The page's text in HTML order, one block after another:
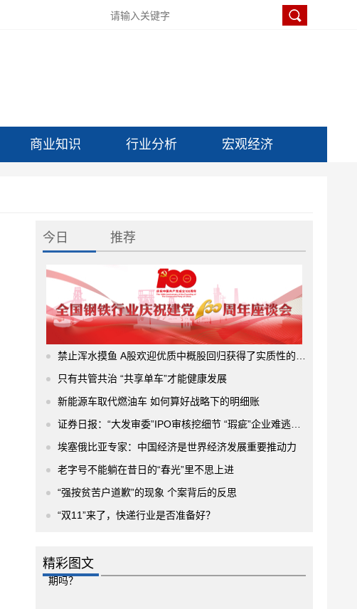
商业知识 行业分析 宏观经济
今日 推荐
禁止浑水摸鱼 A股欢迎优质中概股回归获得了实质性的进展
只有共管共治 “共享单车”才能健康发展
新能源车取代燃油车 如何算好战略下的明细账
证券日报：“大发审委”IPO审核挖细节 “瑕疵”企业难逃法眼
埃塞俄比亚专家：中国经济是世界经济发展重要推动力
老字号不能躺在昔日的“春光”里不思上进
“强按贫苦户道歉”的现象 个案背后的反思
“双11”来了，快递行业是否准备好？
精彩图文